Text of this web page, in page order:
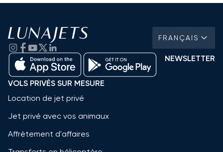
FRANÇAIS
NEWSLETTER
VOLS PRIVÉS SUR MESURE
Location de jet privé
Jet privé avec vos animaux
Affrètement d'affaires